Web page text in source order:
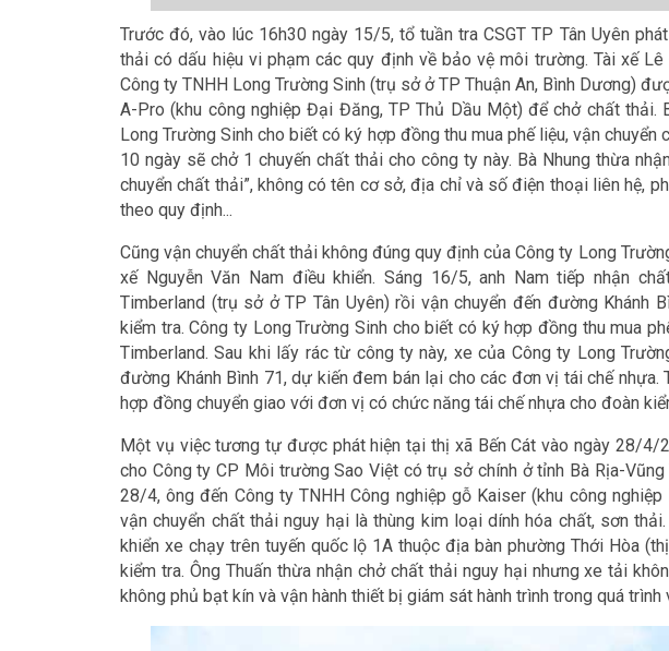
Trước đó, vào lúc 16h30 ngày 15/5, tổ tuần tra CSGT TP Tân Uyên
thải có dấu hiệu vi phạm các quy định về bảo vệ môi trường. Tài xế
Công ty TNHH Long Trường Sinh (trụ sở ở TP Thuận An, Bình Dương)
A-Pro (khu công nghiệp Đại Đăng, TP Thủ Dầu Một) để chở chất thải.
Long Trường Sinh cho biết có ký hợp đồng thu mua phế liệu, vận
10 ngày sẽ chở 1 chuyến chất thải cho công ty này. Bà Nhung thừa
chuyển chất thải”, không có tên cơ sở, địa chỉ và số điện thoại liên hệ,
theo quy định...
Cũng vận chuyển chất thải không đúng quy định của Công ty Long
xế Nguyễn Văn Nam điều khiển. Sáng 16/5, anh Nam tiếp nhận
Timberland (trụ sở ở TP Tân Uyên) rồi vận chuyển đến đường Khánh
kiểm tra. Công ty Long Trường Sinh cho biết có ký hợp đồng thu mua
Timberland. Sau khi lấy rác từ công ty này, xe của Công ty Long
đường Khánh Bình 71, dự kiến đem bán lại cho các đơn vị tái chế
hợp đồng chuyển giao với đơn vị có chức năng tái chế nhựa cho đoàn
Một vụ việc tương tự được phát hiện tại thị xã Bến Cát vào ngày 28/4/
cho Công ty CP Môi trường Sao Việt có trụ sở chính ở tỉnh Bà Rịa-
28/4, ông đến Công ty TNHH Công nghiệp gỗ Kaiser (khu công
vận chuyển chất thải nguy hại là thùng kim loại dính hóa chất, sơn
khiển xe chạy trên tuyến quốc lộ 1A thuộc địa bàn phường Thới Hòa
kiểm tra. Ông Thuấn thừa nhận chở chất thải nguy hại nhưng xe tải
không phủ bạt kín và vận hành thiết bị giám sát hành trình trong quá